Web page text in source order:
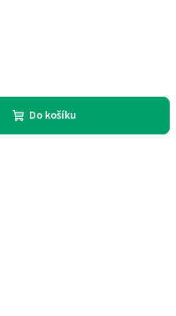
Do košíku